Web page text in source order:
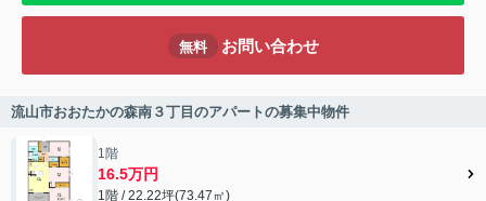
無料 お問い合わせ
流山市おおたかの森南３丁目のアパートの募集中物件
1階
16.5万円
1階 / 22.22坪(73.47㎡)